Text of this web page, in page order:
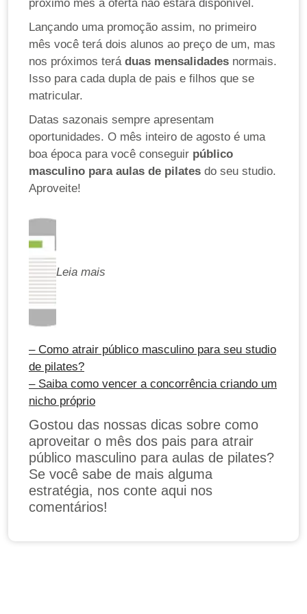
próximo mês a oferta não estará disponível.
Lançando uma promoção assim, no primeiro
mês você terá dois alunos ao preço de um, mas
nos próximos terá duas mensalidades normais.
Isso para cada dupla de pais e filhos que se
matricular.
Datas sazonais sempre apresentam
oportunidades. O mês inteiro de agosto é uma
boa época para você conseguir público
masculino para aulas de pilates do seu studio.
Aproveite!
Leia mais
– Como atrair público masculino para seu studio
de pilates?
– Saiba como vencer a concorrência criando um
nicho próprio
Gostou das nossas dicas sobre como
aproveitar o mês dos pais para atrair
público masculino para aulas de pilates?
Se você sabe de mais alguma
estratégia, nos conte aqui nos
comentários!